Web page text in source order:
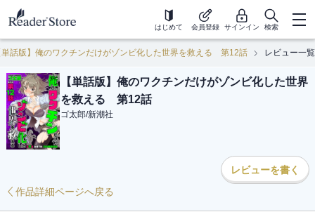
はじめて 会員登録 サインイン 検索
単話版】俺のワクチンだけがゾンビ化した世界を救える 第12話 レビュー一覧
【単話版】俺のワクチンだけがゾンビ化した世界
を救える 第12話
ゴ太郎/新潮社
レビューを書く
作品詳細ページへ戻る